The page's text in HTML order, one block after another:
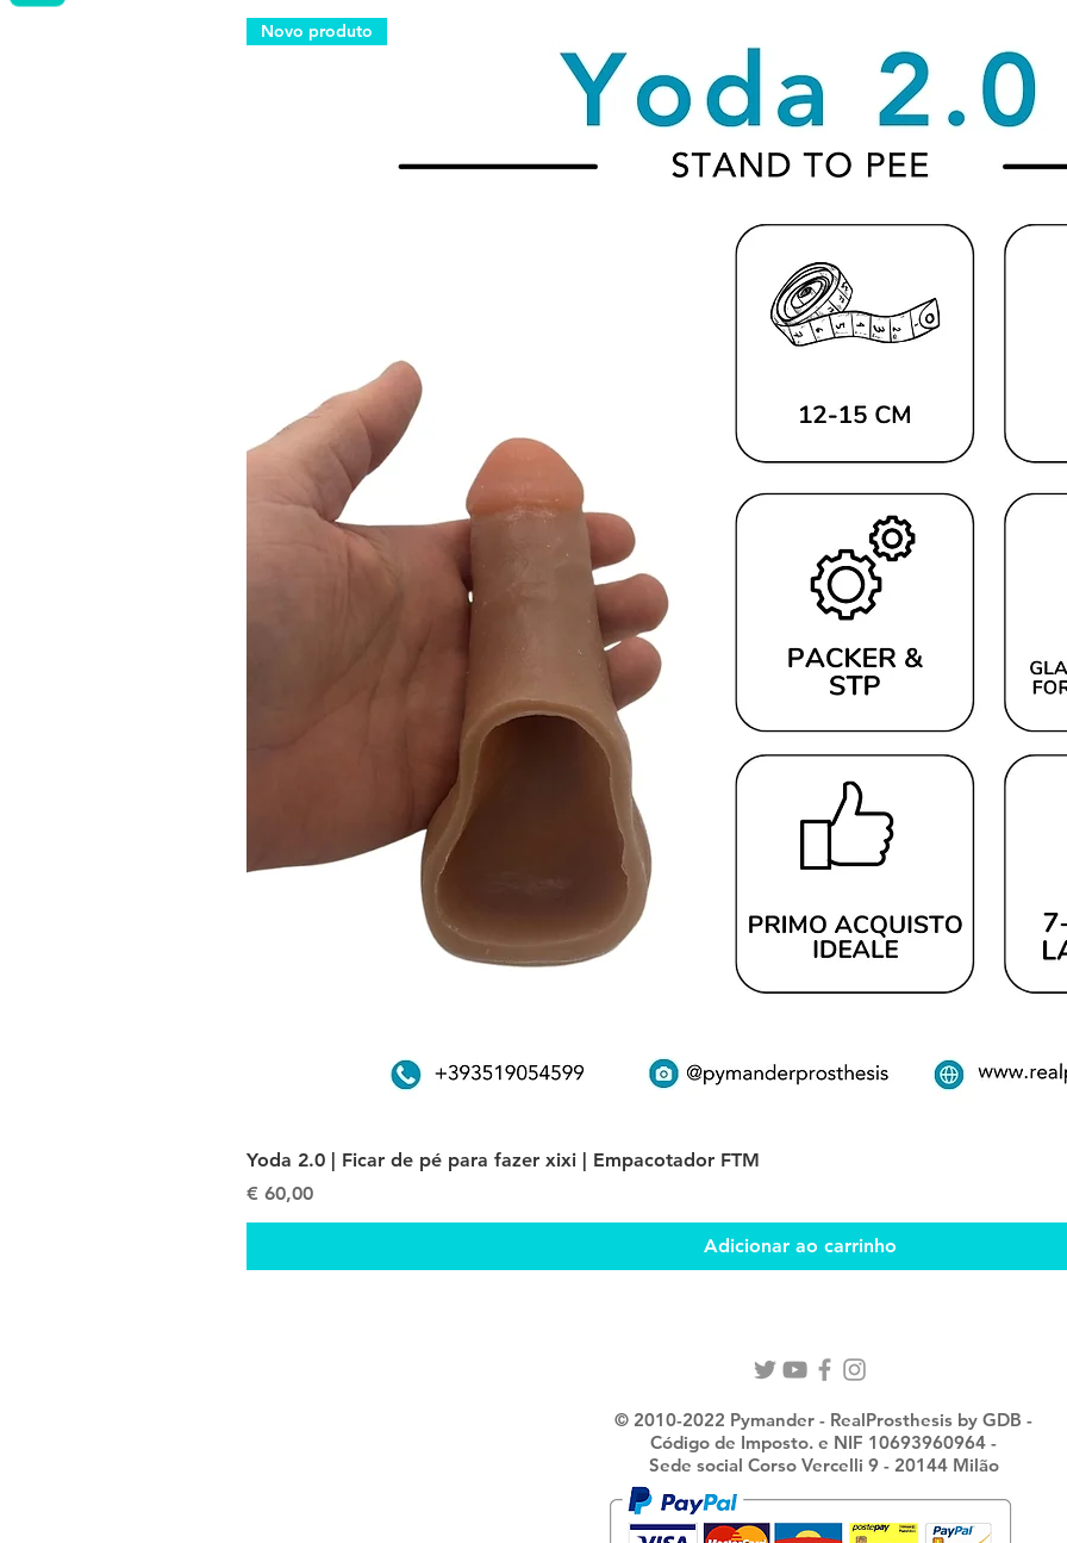
Visualização rápida
Novo produto
Yoda 2.0 | Ficar de pé para fazer xixi | Empacotador FTM
Preço
€ 60,00
Adicionar ao carrinho
© 2010-2022 Pymander - RealProsthesis by GDB -
Código de Imposto. e NIF 10693960964 -
Sede social Corso Vercelli 9 - 20144 Milão